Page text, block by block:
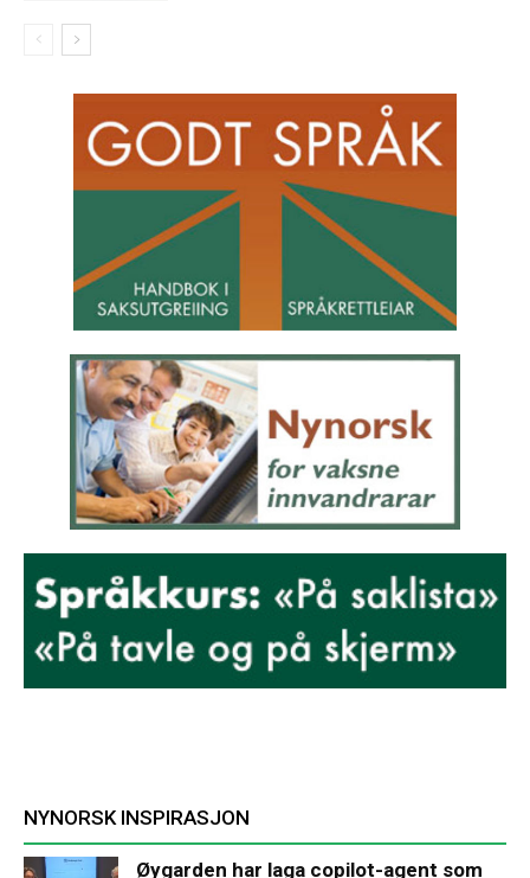
NYNORSK INSPIRASJON
Øygarden har laga copilot-agent som